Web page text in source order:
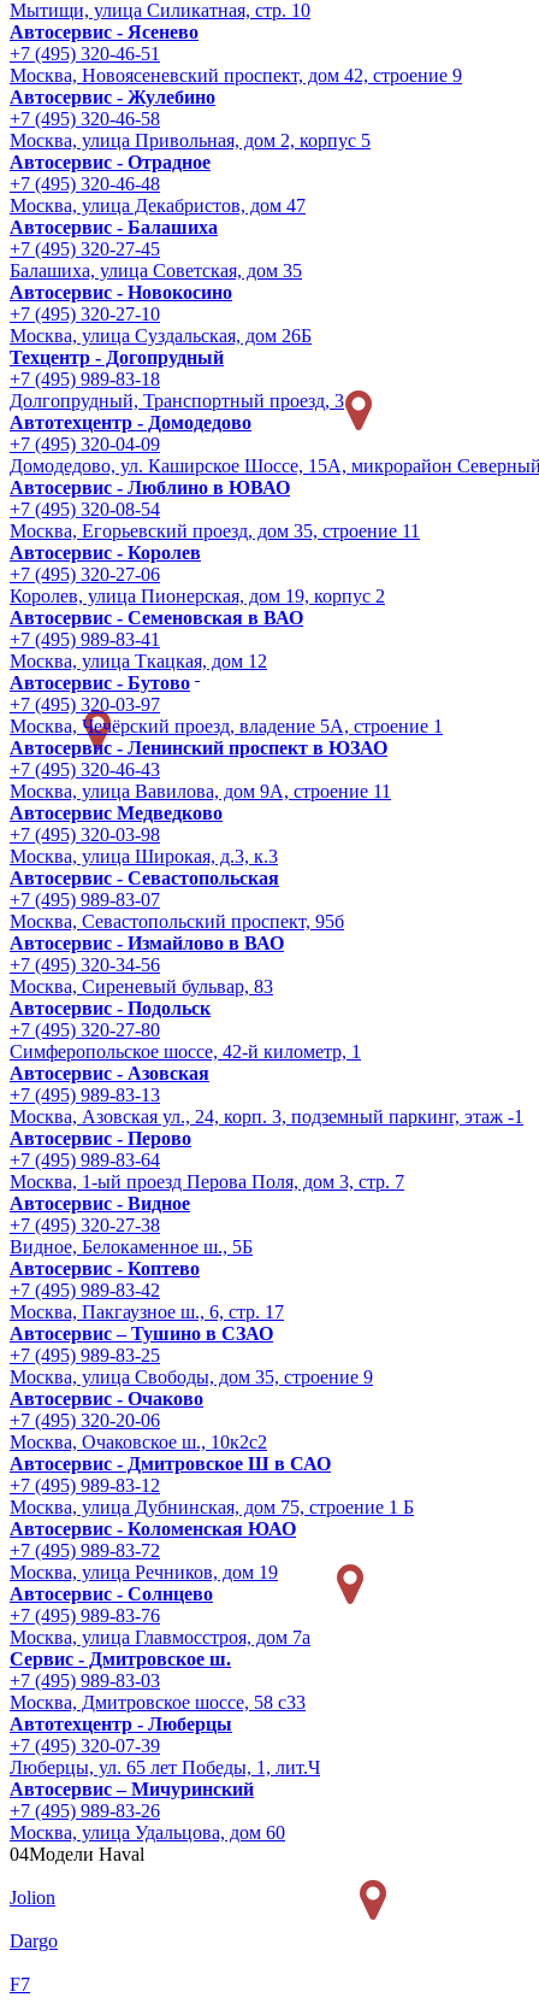
Мытищи, улица Силикатная, стр. 10
Автосервис - Ясенево
+7 (495) 320-46-51
Москва, Новоясеневский проспект, дом 42, строение 9
Автосервис - Жулебино
+7 (495) 320-46-58
Москва, улица Привольная, дом 2, корпус 5
Автосервис - Отрадное
+7 (495) 320-46-48
Москва, улица Декабристов, дом 47
Автосервис - Балашиха
+7 (495) 320-27-45
Балашиха, улица Советская, дом 35
Автосервис - Новокосино
+7 (495) 320-27-10
Москва, улица Суздальская, дом 26Б
Техцентр - Догопрудный
+7 (495) 989-83-18
Долгопрудный, Транспортный проезд, 3
Автотехцентр - Домодедово
+7 (495) 320-04-09
Домодедово, ул. Каширское Шоссе, 15А, микрорайон
Автосервис - Люблино в ЮВАО
+7 (495) 320-08-54
Москва, Егорьевский проезд, дом 35, строение 11
Автосервис - Королев
+7 (495) 320-27-06
Королев, улица Пионерская, дом 19, корпус 2
Автосервис - Семеновская в ВАО
+7 (495) 989-83-41
Москва, улица Ткацкая, дом 12
Автосервис - Бутово
+7 (495) 320-03-97
Москва, Чечёрский проезд, владение 5А, строение 1
Автосервис - Ленинский проспект в ЮЗАО
+7 (495) 320-46-43
Москва, улица Вавилова, дом 9A, строение 11
Автосервис Медведково
+7 (495) 320-03-98
Москва, улица Широкая, д.3, к.3
Автосервис - Cевастопольская
+7 (495) 989-83-07
Москва, Севастопольский проспект, 95б
Автосервис - Измайлово в ВАО
+7 (495) 320-34-56
Москва, Сиреневый бульвар, 83
Автосервис - Подольск
+7 (495) 320-27-80
Симферопольское шоссе, 42-й километр, 1
Автосервис - Азовская
+7 (495) 989-83-13
Москва, Азовская ул., 24, корп. 3, подземный паркинг, этаж -1
Автосервис - Перово
+7 (495) 989-83-64
Москва, 1-ый проезд Перова Поля, дом 3, стр. 7
Автосервис - Видное
+7 (495) 320-27-38
Видное, Белокаменное ш., 5Б
Автосервис - Коптево
+7 (495) 989-83-42
Москва, Пакгаузное ш., 6, стр. 17
Автосервис – Тушино в СЗАО
+7 (495) 989-83-25
Москва, улица Свободы, дом 35, строение 9
Автосервис - Очаково
+7 (495) 320-20-06
Москва, Очаковское ш., 10к2с2
Автосервис - Дмитровское Ш в САО
+7 (495) 989-83-12
Москва, улица Дубнинская, дом 75, строение 1 Б
Автосервис - Коломенская ЮАО
+7 (495) 989-83-72
Москва, улица Речников, дом 19
Автосервис - Солнцево
+7 (495) 989-83-76
Москва, улица Главмосстроя, дом 7а
Сервис - Дмитровское ш.
+7 (495) 989-83-03
Москва, Дмитровское шоссе, 58 с33
Автотехцентр - Люберцы
+7 (495) 320-07-39
Люберцы, ул. 65 лет Победы, 1, лит.Ч
Автосервис – Мичуринский
+7 (495) 989-83-26
Москва, улица Удальцова, дом 60
04Модели Haval
Jolion
Dargo
F7